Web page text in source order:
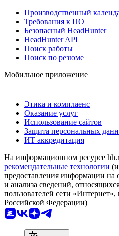
Производственный
Требования к ПО
Безопасный HeadHunter
HeadHunter API
Поиск работы
Поиск по резюме
Мобильное приложение
Этика и комплаенс
Оказание услуг
Использование сайтов
Защита персональных
ИТ аккредитация
На информационном ресурсе
рекомендательные технологии
предоставления информации на
и анализа сведений,
пользователей сети
Российской Федерации)